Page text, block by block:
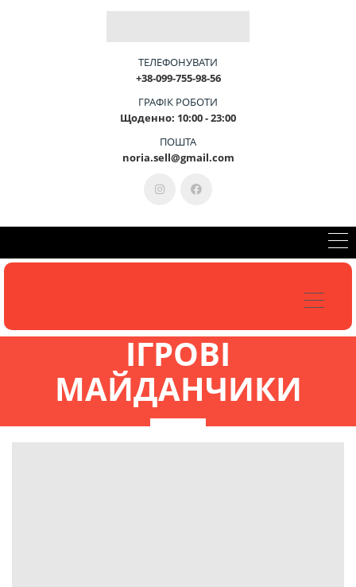
АГОУСТРІ
ЦЕМИ
КОНСУЛЬТАЦІЯ 099-755-98-56
ТЕЛЕФОНУВАТИ
+38-099-755-98-56
ГРАФІК РОБОТИ
Щоденно: 10:00 - 23:00
ПОШТА
noria.sell@gmail.com
ІГРОВІ
МАЙДАНЧИКИ